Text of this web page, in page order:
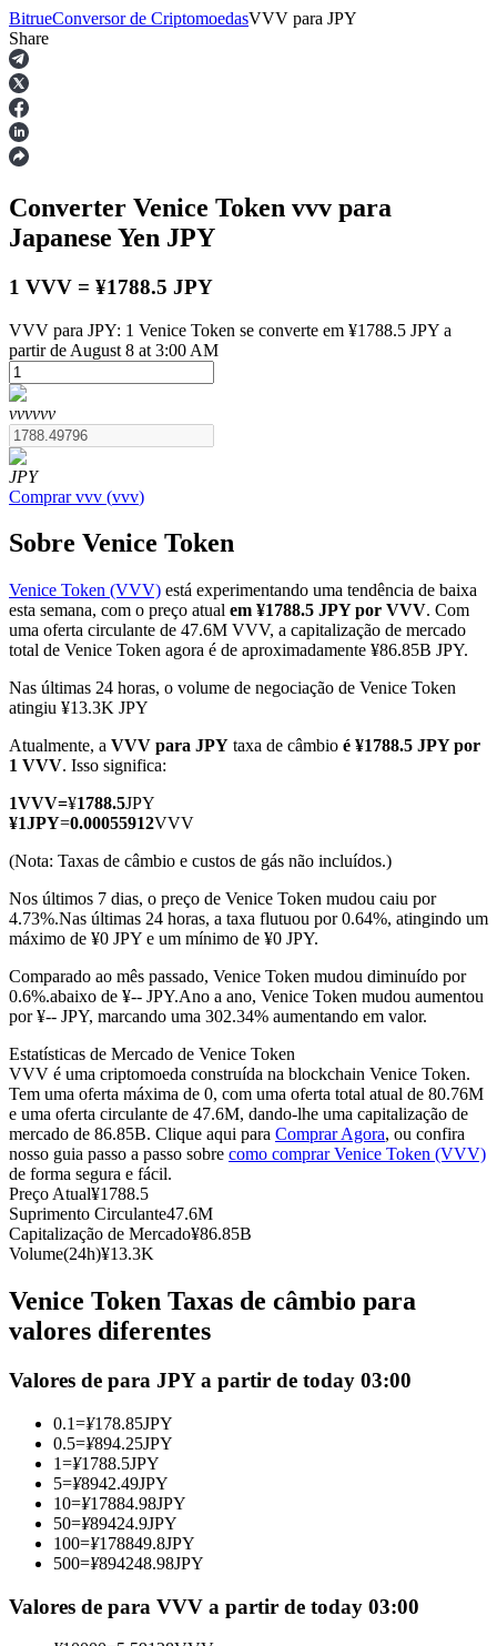
Futuros
Futuros de USDT
Futuros COIN-M
Futuros de criptomoeda
TradFi
Derivativos de ações, câmbio, metais preciosos e commodities
Futuros de USDC
Futuros usando USDC como garantia
Copiar Trading
Torne-se um Trader de Cópias
Desfrute da partilha de lucros e comissões de copy trading
BitrueConversor de CriptomoedasVVV para JPY
Share
Converter Venice Token vvv para
Japanese Yen JPY
1 VVV = ¥1788.5 JPY
VVV para JPY: 1 Venice Token se converte em ¥1788.5 JPY a
partir de August 8 at 3:00 AM
vvvvvv
JPY
Comprar vvv (vvv)
Sobre Venice Token
Venice Token (VVV) está experimentando uma tendência de baixa
esta semana, com o preço atual em ¥1788.5 JPY por VVV. Com
uma oferta circulante de 47.6M VVV, a capitalização de mercado
total de Venice Token agora é de aproximadamente ¥86.85B JPY.
Nas últimas 24 horas, o volume de negociação de Venice Token
atingiu ¥13.3K JPY
Atualmente, a VVV para JPY taxa de câmbio é ¥1788.5 JPY por
1 VVV. Isso significa:
1VVV=¥1788.5JPY
¥1JPY=0.00055912VVV
(Nota: Taxas de câmbio e custos de gás não incluídos.)
Nos últimos 7 dias, o preço de Venice Token mudou caiu por
4.73%.Nas últimas 24 horas, a taxa flutuou por 0.64%, atingindo um
máximo de ¥0 JPY e um mínimo de ¥0 JPY.
Comparado ao mês passado, Venice Token mudou diminuído por
0.6%.abaixo de ¥-- JPY.Ano a ano, Venice Token mudou aumentou
por ¥-- JPY, marcando uma 302.34% aumentando em valor.
Estatísticas de Mercado de Venice Token
VVV é uma criptomoeda construída na blockchain Venice Token.
Tem uma oferta máxima de 0, com uma oferta total atual de 80.76M
e uma oferta circulante de 47.6M, dando-lhe uma capitalização de
mercado de 86.85B. Clique aqui para Comprar Agora, ou confira
nosso guia passo a passo sobre como comprar Venice Token (VVV)
de forma segura e fácil.
Preço Atual¥1788.5
Suprimento Circulante47.6M
Capitalização de Mercado¥86.85B
Volume(24h)¥13.3K
Venice Token Taxas de câmbio para
valores diferentes
Valores de para JPY a partir de today 03:00
0.1=¥178.85JPY
0.5=¥894.25JPY
1=¥1788.5JPY
5=¥8942.49JPY
10=¥17884.98JPY
50=¥89424.9JPY
100=¥178849.8JPY
500=¥894248.98JPY
Valores de para VVV a partir de today 03:00